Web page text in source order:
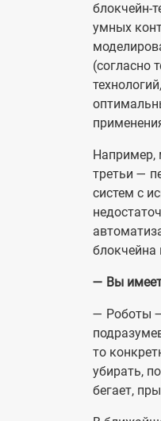
блокчейн-
умных
(согласно
Например,
третьи —
систем с
блокчейна
— Вы
— Роботы —
то
убирать,
бегает,